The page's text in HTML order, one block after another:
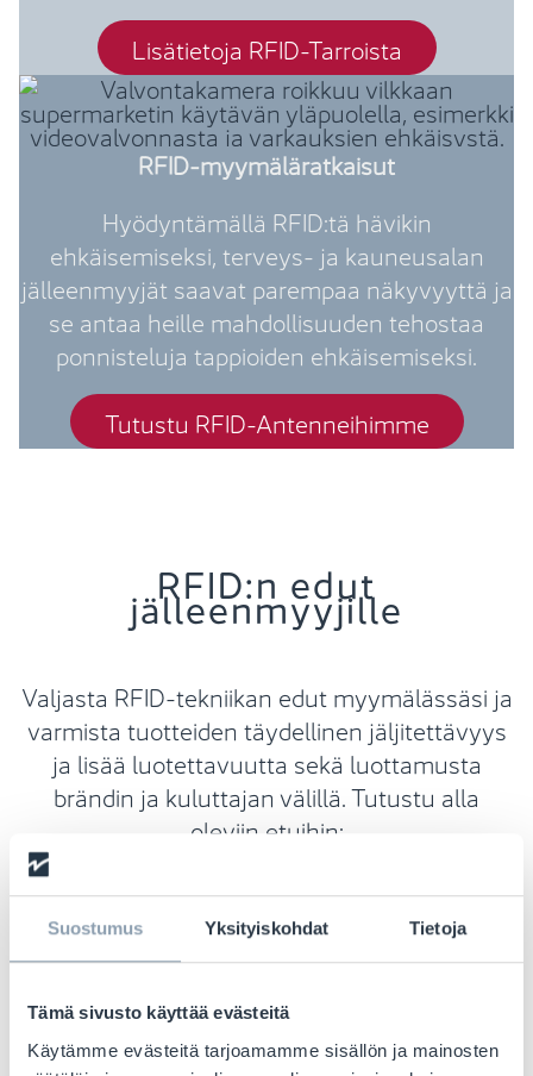
Suostumus Yksityiskohdat Tietoja
Tämä sivusto käyttää evästeitä
Käytämme evästeitä tarjoamamme sisällön ja mainosten
Lisätietoja RFID-Tarroista
RFID-myymäläratkaisut
Hyödyntämällä RFID:tä hävikin
ehkäisemiseksi, terveys- ja kauneusalan
jälleenmyyjät saavat parempaa näkyvyyttä ja
se antaa heille mahdollisuuden tehostaa
ponnisteluja tappioiden ehkäisemiseksi.
Tutustu RFID-Antenneihimme
RFID:n edut
jälleenmyyjille
Valjasta RFID-tekniikan edut myymälässäsi ja
varmista tuotteiden täydellinen jäljitettävyys
ja lisää luotettavuutta sekä luottamusta
brändin ja kuluttajan välillä. Tutustu alla
oleviin etuihin:
Jälleenmyyjät, jotka ovat ottaneet käyttöönsä
RFID:n terveys- ja kauneusmyymälöissään,
varastotarkkuuden.